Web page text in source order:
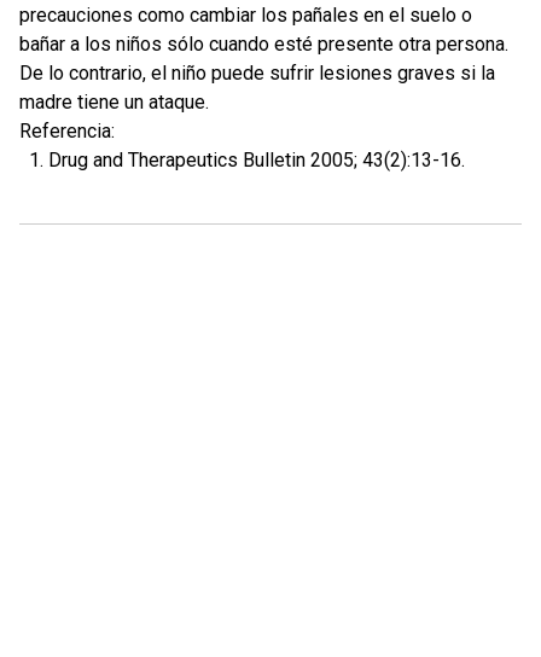
precauciones como cambiar los pañales en el suelo o
bañar a los niños sólo cuando esté presente otra persona.
De lo contrario, el niño puede sufrir lesiones graves si la
madre tiene un ataque.
Referencia:
Drug and Therapeutics Bulletin 2005; 43(2):13-16.